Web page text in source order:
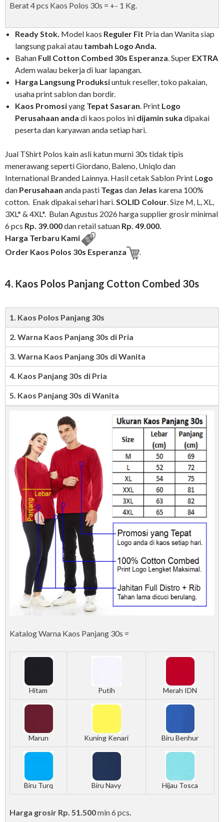
Berat 4 pcs Kaos Polos 30s = +- 1 Kg.
Ready Stok. Model kaos Reguler Fit Pria dan Wanita siap
langsung pakai atau tambah Logo Anda.
Bahan Full Cotton Combed 30s Esperanza. Super EXTRA
Adem walau bekerja di luar lapangan.
Harga Langsung Produksiuntuk reseller, toko pakaian,
usaha print sablon dan bordir.
Kaos Promosiyang Tepat Sasaran. Print Logo
Perusahaan anda di kaos polos ini dijamin suka dipakai
peserta dan karyawan anda setiap hari.
Jual TShirt Polos kain asli katun murni 30s tidak tipis
menerawang seperti Giordano, Baleno, Uniqlo dan
International Branded Lainnya. Hasil cetak Sablon Print Logo
dan Perusahaan anda pasti Tegas dan Jelas karena 100%
cotton. Enak dipakai sehari hari.SOLID Colour. Size M, L, XL,
3XL* & 4XL*. Bulan Agustus 2026 harga supplier grosir minimal
6 pcs Rp. 39.000dan retail satuan Rp. 49.000.
Harga Terbaru Kami
Order Kaos Polos 30s Esperanza
.
4. Kaos Polos Panjang Cotton Combed 30s
1. Kaos Polos Panjang 30s
2. Warna Kaos Panjang 30s di Pria
3. Warna Kaos Panjang 30s di Wanita
4. Kaos Panjang 30s di Pria
5. Kaos Panjang 30s di Wanita
Katalog Warna Kaos Panjang 30s =
Hitam Putih Merah IDN
Marun Kuning Kenari Biru Benhur
Biru Turq Biru Navy Hijau Tosca
Harga grosir Rp. 51.500min 6 pcs.